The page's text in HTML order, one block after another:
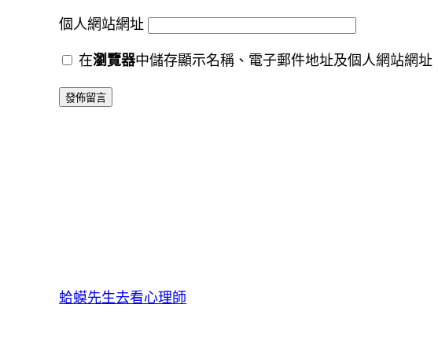
個人網站網址
在瀏覽器中儲存顯示名稱、電子郵件地址及個人網站網址
蛤蟆先生去看心理師